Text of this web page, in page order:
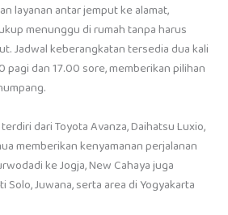
layanan antar jemput ke alamat,
menunggu di rumah tanpa harus
Jadwal keberangkatan tersedia dua kali
pagi dan 17.00 sore, memberikan pilihan
dari Toyota Avanza, Daihatsu Luxio,
memberikan kenyamanan perjalanan
ke Jogja, New Cahaya juga
Juwana, serta area di Yogyakarta